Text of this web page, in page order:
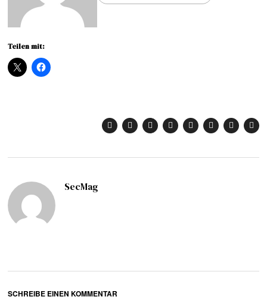
Teilen mit:
SecMag
SCHREIBE EINEN KOMMENTAR